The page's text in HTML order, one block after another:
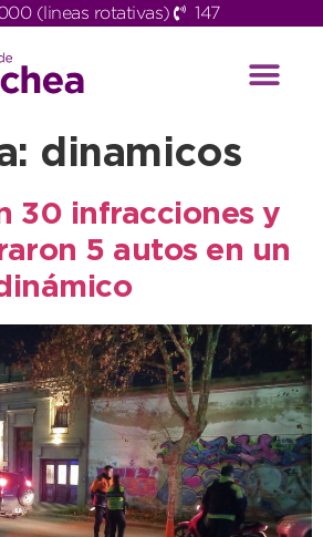
(lineas rotativas) 147
dinamicos
30 infracciones y
5 autos en un